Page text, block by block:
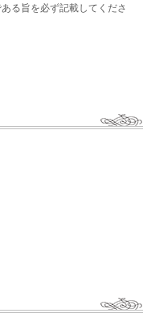
る旨を必ず記載してくださ